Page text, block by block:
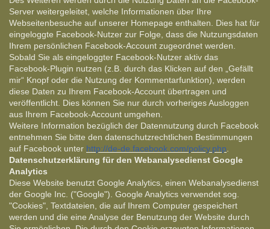
Server weitergeleitet, welche Informationen über Ihre
Webseitenbesuche auf unserer Homepage enthalten. Dies hat für
eingeloggte Facebook-Nutzer zur Folge, dass die Nutzungsdaten
Ihrem persönlichen Facebook-Account zugeordnet werden.
Sobald Sie als eingeloggter Facebook-Nutzer aktiv das
Facebook-Plugin nutzen (z.B. durch das Klicken auf den „Gefällt
mir“ Knopf oder die Nutzung der Kommentarfunktion), werden
diese Daten zu Ihrem Facebook-Account übertragen und
veröffentlicht. Dies können Sie nur durch vorheriges Ausloggen
aus Ihrem Facebook-Account umgehen.
Weitere Information bezüglich der Datennutzung durch Facebook
entnehmen Sie bitte den datenschutzrechtlichen Bestimmungen
auf Facebook unter http://de-de.facebook.com/policy.php
Datenschutzerklärung für den Webanalysedienst Google
Analytics
Diese Website benutzt Google Analytics, einen Webanalysedienst
der Google Inc. ("Google"). Google Analytics verwendet sog.
"Cookies", Textdateien, die auf Ihrem Computer gespeichert
werden und die eine Analyse der Benutzung der Website durch